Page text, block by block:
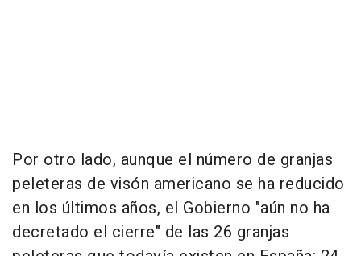
Por otro lado, aunque el número de granjas
peleteras de visón americano se ha reducido
en los últimos años, el Gobierno "aún no ha
decretado el cierre" de las 26 granjas